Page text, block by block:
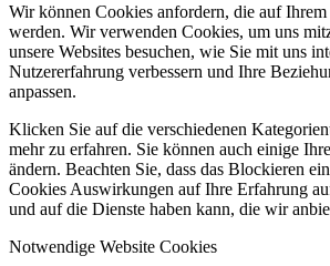
Wir können Cookies anfordern, die auf Ihrem
werden. Wir verwenden Cookies, um uns
unsere Websites besuchen, wie Sie mit uns
Nutzererfahrung verbessern und Ihre
anpassen.
Klicken Sie auf die verschiedenen
mehr zu erfahren. Sie können auch einige
ändern. Beachten Sie, dass das Blockieren
Cookies Auswirkungen auf Ihre Erfahrung
und auf die Dienste haben kann, die wir
Notwendige Website Cookies